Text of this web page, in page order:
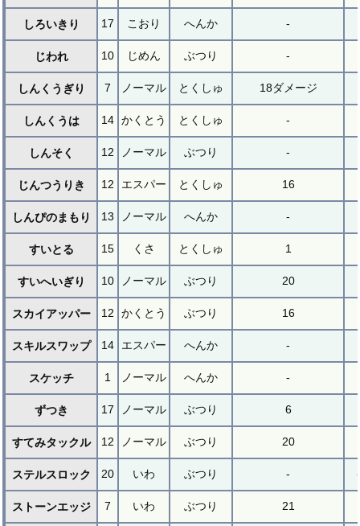
しろいきり 17 こおり へんか -
じわれ 10 じめん ぶつり -
しんくうぎり 7 ノーマル とくしゅ 18ダメージ
しんくうは 14 かくとう とくしゅ -
しんそく 12 ノーマル ぶつり -
じんつうりき 12 エスパー とくしゅ 16
しんぴのまもり 13 ノーマル へんか -
すいとる 15 くさ とくしゅ 1
すいへいぎり 10 ノーマル ぶつり 20
スカイアッパー 12 かくとう ぶつり 16
スキルスワップ 14 エスパー へんか -
スケッチ 1 ノーマル へんか -
ずつき 17 ノーマル ぶつり 6
すてみタックル 12 ノーマル ぶつり 20
ステルスロック 20 いわ ぶつり - -
ストーンエッジ 7 いわ ぶつり 21